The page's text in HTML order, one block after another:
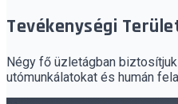
Tevékenységi
Négy fő üzletágban
utómunkálatokat és humán